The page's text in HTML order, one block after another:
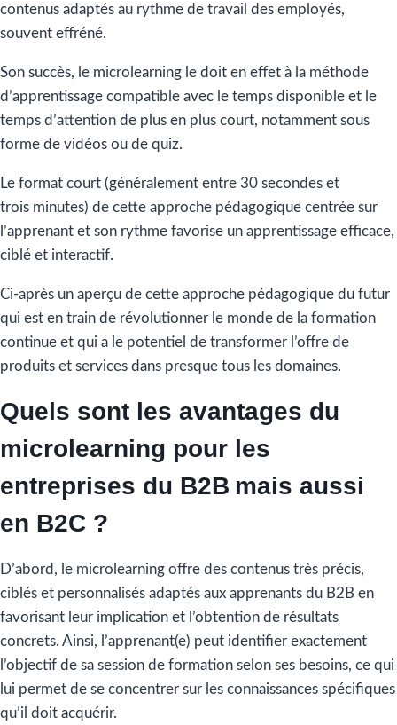
contenus adaptés au rythme de travail des employés,
souvent effréné.
Son succès, le microlearning le doit en effet à la méthode
d’apprentissage compatible avec le temps disponible et le
temps d’attention de plus en plus court, notamment sous
forme de vidéos ou de quiz.
Le format court (généralement entre 30 secondes et
trois minutes) de cette approche pédagogique centrée sur
l’apprenant et son rythme favorise un apprentissage efficace,
ciblé et interactif.
Ci-après un aperçu de cette approche pédagogique du futur
qui est en train de révolutionner le monde de la formation
continue et qui a le potentiel de transformer l’offre de
produits et services dans presque tous les domaines.
Quels sont les avantages du
microlearning pour les
entreprises du B2B mais aussi
en B2C ?
D’abord, le microlearning offre des contenus très précis,
ciblés et personnalisés adaptés aux apprenants du B2B en
favorisant leur implication et l’obtention de résultats
concrets. Ainsi, l’apprenant(e) peut identifier exactement
l’objectif de sa session de formation selon ses besoins, ce qui
lui permet de se concentrer sur les connaissances spécifiques
qu’il doit acquérir.